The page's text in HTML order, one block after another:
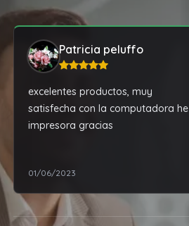
Patricia peluffo
excelentes productos, muy
satisfecha con la computadora he
impresora gracias
01/06/2023